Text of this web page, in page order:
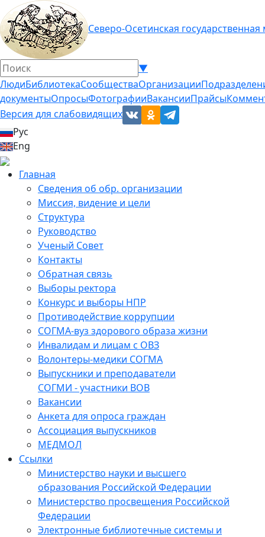
Северо-Осетинская
▼
ЛюдиБиблиотекаСообществаОрганизации
документыОпросыФотографииВакансииПрайсы
Версия для слабовидящих
Рус
Eng
Главная
Сведения об обр. организации
Миссия, видение и цели
Структура
Руководство
Ученый Совет
Контакты
Обратная связь
Выборы ректора
Конкурс и выборы НПР
Противодействие коррупции
СОГМА-вуз здорового образа жизни
Инвалидам и лицам с ОВЗ
Волонтеры-медики СОГМА
Выпускники и преподаватели
СОГМИ - участники ВОВ
Вакансии
Анкета для опроса граждан
Ассоциация выпускников
МЕДМОЛ
Ссылки
Министерство науки и высшего
образования Российской Федерации
Министерство просвещения Российской
Федерации
Электронные библиотечные системы и